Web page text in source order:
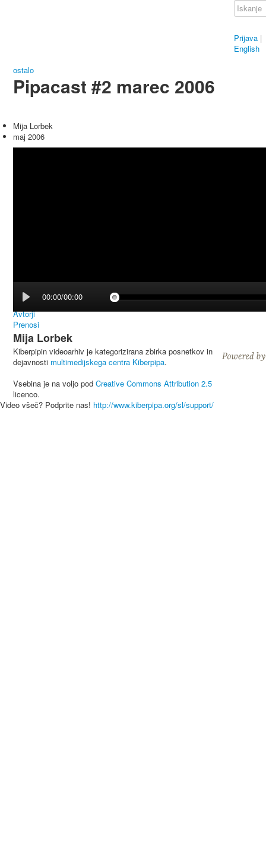
Prijava |
English
ostalo
Pipacast #2 marec 2006
Mija Lorbek
maj 2006
00:00/00:00
Avtorji
Prenosi
Mija Lorbek
Kiberpipin videoarhiv je kategorizirana zbirka posnetkov in
dejavnosti multimedijskega centra Kiberpipa.
Vsebina je na voljo pod Creative Commons Attribution 2.5
licenco.
Video všeč? Podprite nas! http://www.kiberpipa.org/sl/support/